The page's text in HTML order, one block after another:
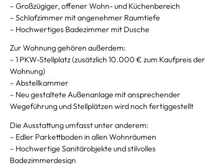
– Großzügiger, offener Wohn- und Küchenbereich
– Schlafzimmer mit angenehmer Raumtiefe
– Hochwertiges Badezimmer mit Dusche
Zur Wohnung gehören außerdem:
– 1 PKW-Stellplatz (zusätzlich 10.000 € zum Kaufpreis der
Wohnung)
– Abstellkammer
– Neu gestaltete Außenanlage mit ansprechender
Wegeführung und Stellplätzen wird noch fertiggestellt
Die Ausstattung umfasst unter anderem:
– Edler Parkettboden in allen Wohnräumen
– Hochwertige Sanitärobjekte und stilvolles
Badezimmerdesign